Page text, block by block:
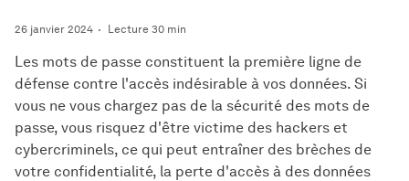
26 janvier 2024 Lecture 30 min
Les mots de passe constituent la première ligne de
défense contre l'accès indésirable à vos données. Si
vous ne vous chargez pas de la sécurité des mots de
passe, vous risquez d'être victime des hackers et
cybercriminels, ce qui peut entraîner des brèches de
votre confidentialité, la perte d'accès à des données